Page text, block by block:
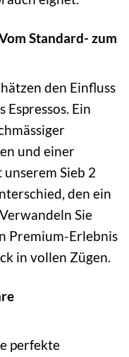
Standard- zum
den Einfluss
Espressos. Ein
und einer
Sieb 2
den ein
Sie
Premium-Erlebnis
in vollen Zügen.
perfekte